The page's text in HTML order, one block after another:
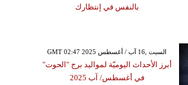
بالنفس في إنتظارك
GMT 02:47 2025 السبت ,16 آب / أغسطس
أبرز الأحداث اليوميّة لمواليد برج "الحوت"
في أغسطس/ آب 2025